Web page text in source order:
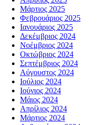
Μάρτιος 2025
Φεβρουάριος 2025
Ιανουάριος 2025
Δεκέμβριος 2024
Νοέμβριος 2024
Οκτώβριος 2024
Σεπτέμβριος 2024
Αύγουστος 2024
Ιούλιος 2024
Ιούνιος 2024
Μάιος 2024
Απρίλιος 2024
Μάρτιος 2024